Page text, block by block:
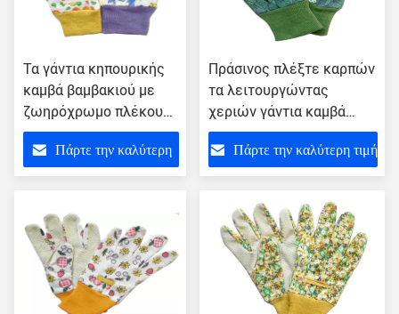
Τα γάντια κηπουρικής
καμβά βαμβακιού με
ζωηρόχρωμο πλέκουν
τον καρπό & την
ελαστική γραμμή
Πάρτε την καλύτερη
Πράσινος πλέξτε καρπών
τα λειτουργώντας
χεριών γάντια καμβά
βαμβακιού κήπων
πιασιμάτων σημείων PVC
γαντιών πράσινα
Πάρτε την καλύτερη τιμή